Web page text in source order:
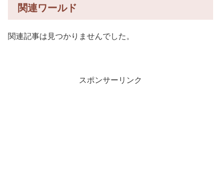
関連ワールド
関連記事は見つかりませんでした。
スポンサーリンク